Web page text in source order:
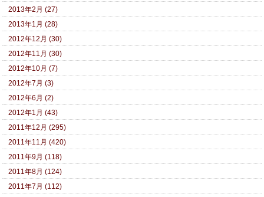
2013年2月 (27)
2013年1月 (28)
2012年12月 (30)
2012年11月 (30)
2012年10月 (7)
2012年7月 (3)
2012年6月 (2)
2012年1月 (43)
2011年12月 (295)
2011年11月 (420)
2011年9月 (118)
2011年8月 (124)
2011年7月 (112)